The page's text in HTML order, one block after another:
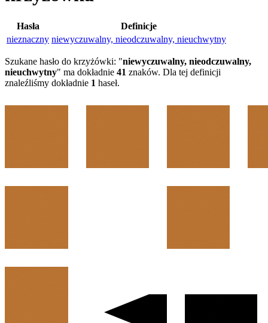
Hasła
Definicje
nieznaczny niewyczuwalny, nieodczuwalny, nieuchwytny
Szukane hasło do krzyżówki: "niewyczuwalny, nieodczuwalny,
nieuchwytny" ma dokładnie 41 znaków. Dla tej definicji
znaleźliśmy dokładnie 1 haseł.